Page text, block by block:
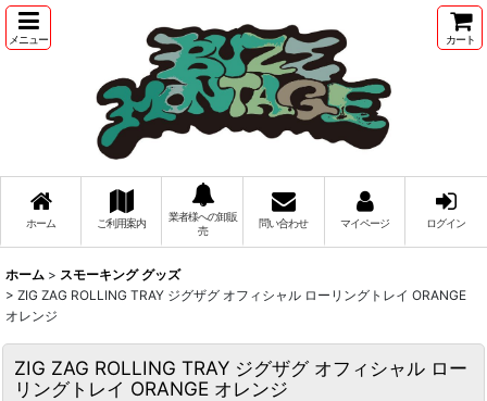
メニュー カート
ホーム ご利用案内
業者様への卸販
売
問い合わせ マイページ ログイン
ホーム > スモーキング グッズ
> ZIG ZAG ROLLING TRAY ジグザグ オフィシャル ローリングトレイ ORANGE
オレンジ
ZIG ZAG ROLLING TRAY ジグザグ オフィシャル ロー
リングトレイ ORANGE オレンジ